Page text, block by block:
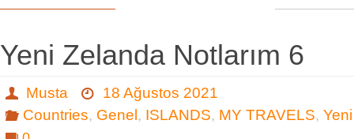
Yeni Zelanda Notlarım 6
Musta
18 Ağustos 2021
Countries, Genel , ISLANDS, MY TRAVELS,